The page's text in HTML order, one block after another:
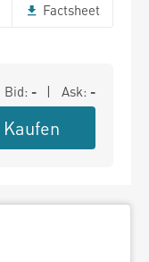
Factsheet
Bid: - | Ask: -
Kaufen